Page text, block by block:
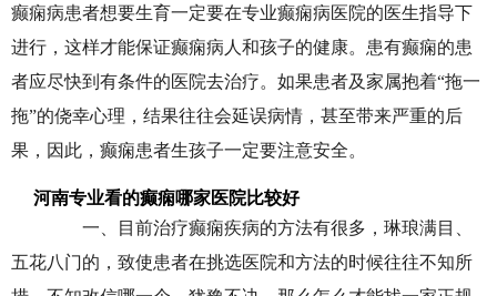
癫痫病患者想要生育一定要在专业癫痫病医院的医生指导下
进行，这样才能保证癫痫病人和孩子的健康。患有癫痫的患
者应尽快到有条件的医院去治疗。如果患者及家属抱着“拖一
拖”的侥幸心理，结果往往会延误病情，甚至带来严重的后
果，因此，癫痫患者生孩子一定要注意安全。
河南专业看的癫痫哪家医院比较好
一、目前治疗癫痫疾病的方法有很多，琳琅满目、
五花八门的，致使患者在挑选医院和方法的时候往往不知所